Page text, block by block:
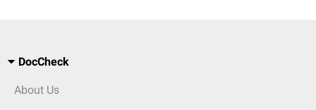
DocCheck
About Us